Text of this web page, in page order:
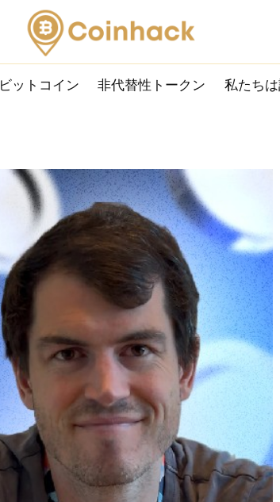
ビットコイン 非代替性トークン 私たち